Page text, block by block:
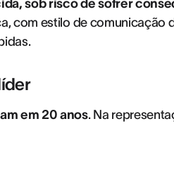
sob risco de sofrer
com estilo de comunicação
em 20 anos. Na